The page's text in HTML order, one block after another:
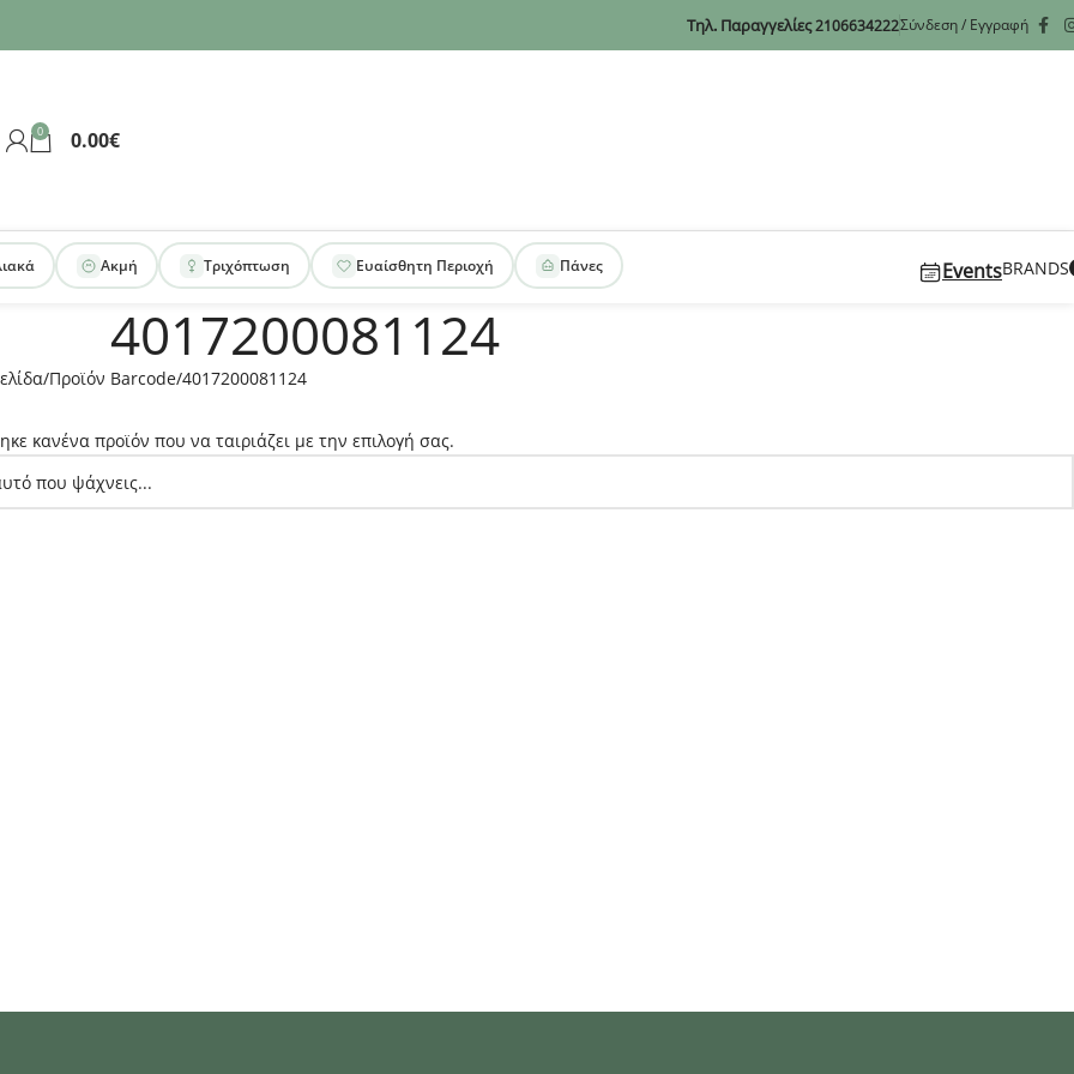
Τηλ. Παραγγελίες2106634222Σύνδεση / Εγγραφή
0 0.00€
Ακμή Τριχόπτωση Ευαίσθητη Περιοχή Πάνες EventsBRANDS
4017200081124
Προϊόν Barcode 4017200081124
κανένα προϊόν που να ταιριάζει με την επιλογή σας.